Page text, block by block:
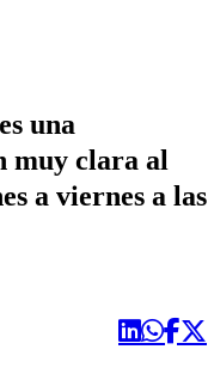
una
muy clara al
a viernes a las